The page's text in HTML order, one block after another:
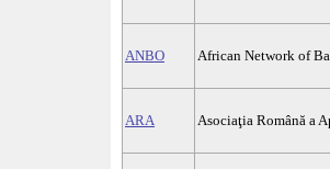
ANBO African Network of
ARA Asociaţia Română a